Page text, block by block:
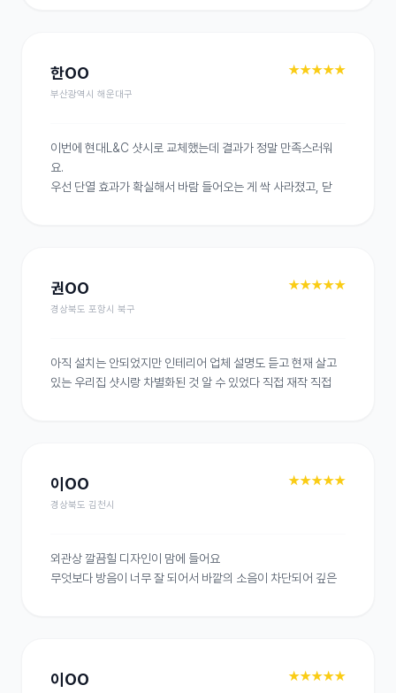
한OO
부산광역시 해운대구
★★★★★
이번에 현대L&C 샷시로 교체했는데 결과가 정말 만족스러워
요.
우선 단열 효과가 확실해서 바람 들어오는 게 싹 사라졌고, 닫
권OO
경상북도 포항시 북구
★★★★★
아직 설치는 안되었지만 인테리어 업체 설명도 듣고 현재 살고
있는 우리집 샷시랑 차별화된 것 알 수 있었다 직접 재작 직접
이OO
경상북도 김천시
★★★★★
외관상 깔끔힐 디자인이 맘에 들어요
무엇보다 방음이 너무 잘 되어서 바깥의 소음이 차단되어 깊은
이OO ★★★★★